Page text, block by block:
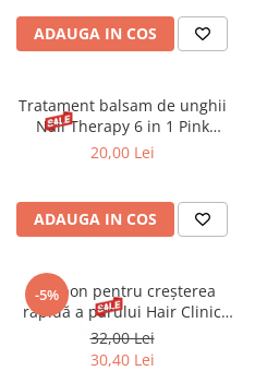
ADAUGA IN COS
Tratament balsam de unghii
Nail Therapy 6 in 1 Pink
Eveline 5 ml
20,00 Lei
ADAUGA IN COS
-5%
Șampon pentru creșterea
rapidă a părului Hair Clinic
Fast Growth Micellar 8-1
Eveline 400 ml
32,00 Lei
30,40 Lei